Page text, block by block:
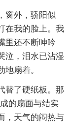
外，骄阳似
在我的脸上。我
里还不断呻吟
泣，泪水已沾湿
扇着。
了硬纸板。那
的扇面与结实
，天气的闷热与